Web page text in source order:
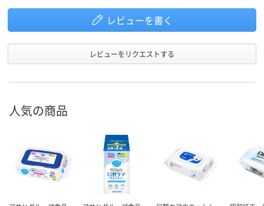
レビューを書く
レビューをリクエストする
人気の商品